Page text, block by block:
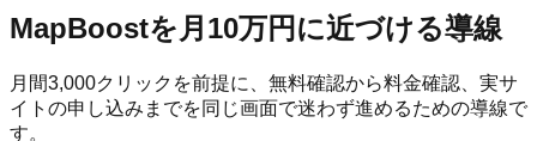
MapBoostを月10万円に近づける導線
月間3,000クリックを前提に、無料確認から料金確認、実サ
イトの申し込みまでを同じ画面で迷わず進めるための導線で
す。